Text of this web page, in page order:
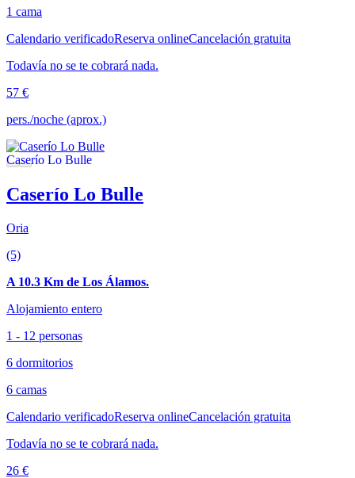
1 cama
Calendario verificadoReserva onlineCancelación gratuita
Todavía no se te cobrará nada.
57 €
pers./noche (aprox.)
Caserío Lo Bulle
Oria
(5)
A 10.3 Km de Los Álamos.
Alojamiento entero
1 - 12 personas
6 dormitorios
6 camas
Calendario verificadoReserva onlineCancelación gratuita
Todavía no se te cobrará nada.
26 €